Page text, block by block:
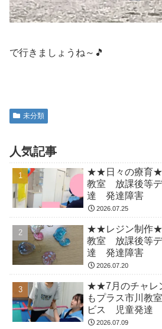
で行きましょうね～🎵
未分類
人気記事
★★日々の療育
教室 放課後等
達 発達障害
2026.07.25
★★レジン制作
教室 放課後等
達 発達障害
2026.07.20
★★7月のチャレ
もプラス市川教
ビス 児童発達
2026.07.09